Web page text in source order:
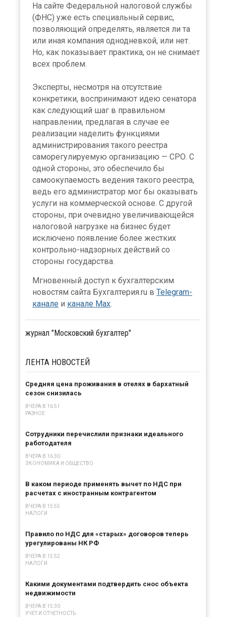
На сайте Федеральной налоговой службы
(ФНС) уже есть специальный сервис,
позволяющий определять, является ли та
или иная компания однодневкой, или нет.
Но, как показывает практика, он не снимает
всех проблем.
Эксперты, несмотря на отсутствие
конкретики, воспринимают идею сенатора
как следующий шаг в правильном
направлении, предлагая в случае ее
реализации наделить функциями
администрирования такого реестра
саморегулируемую организацию — СРО. С
одной стороны, это обеспечило бы
самоокупаемость ведения такого реестра,
ведь его администратор мог бы оказывать
услуги на коммерческой основе. С другой
стороны, при очевидно увеличивающейся
налоговой нагрузке на бизнес будет
исключено появление более жестких
контрольно-надзорных действий со
стороны государства.
Мгновенный доступ к бухгалтерским
новостям сайта Бухгалтерия.ru в Telegram-
канале и канале Max.
журнал "Московский бухгалтер"
ЛЕНТА НОВОСТЕЙ
Средняя цена проживания в отелях в бархатный
сезон снизилась
ВЧЕРА В 16:51
РАЗНОЕ
Сотрудники перечислили признаки идеального
работодателя
ВЧЕРА В 16:30
ЭКОНОМИКА И ОБЩЕСТВО
В каком периоде применять вычет по НДС при
расчетах с иностранным контрагентом
ВЧЕРА В 15:55
НАЛОГИ
Правило по НДС для «старых» договоров теперь
урегулированы НК РФ
ВЧЕРА В 15:52
НАЛОГИ
Какими документами подтвердить снос объекта
недвижимости
ВЧЕРА В 15:30
УЧЕТ И ОТЧЕТНОСТЬ